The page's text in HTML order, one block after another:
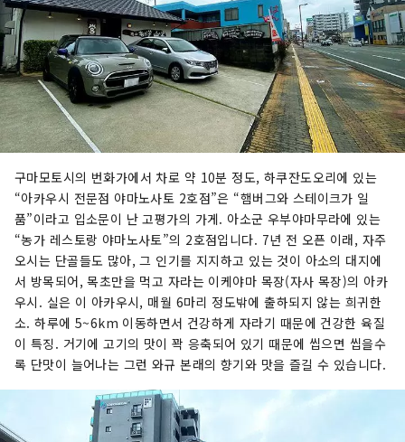
구마모토시의 번화가에서 차로 약 10분 정도, 하쿠잔도오리에 있는
“아카우시 전문점 야마노사토 2호점”은 “햄버그와 스테이크가 일
품”이라고 입소문이 난 고평가의 가게. 아소군 우부야마무라에 있는
“농가 레스토랑 야마노사토”의 2호점입니다. 7년 전 오픈 이래, 자주
오시는 단골들도 많아, 그 인기를 지지하고 있는 것이 아소의 대지에
서 방목되어, 목초만을 먹고 자라는 이케야마 목장(자사 목장)의 아카
우시. 실은 이 아카우시, 매월 6마리 정도밖에 출하되지 않는 희귀한
소. 하루에 5~6km 이동하면서 건강하게 자라기 때문에 건강한 육질
이 특징. 거기에 고기의 맛이 꽉 응축되어 있기 때문에 씹으면 씹을수
록 단맛이 늘어나는 그런 와규 본래의 향기와 맛을 즐길 수 있습니다.